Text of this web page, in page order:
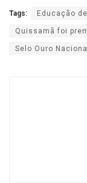
Tags: Educação
Quissamã foi
Selo Ouro